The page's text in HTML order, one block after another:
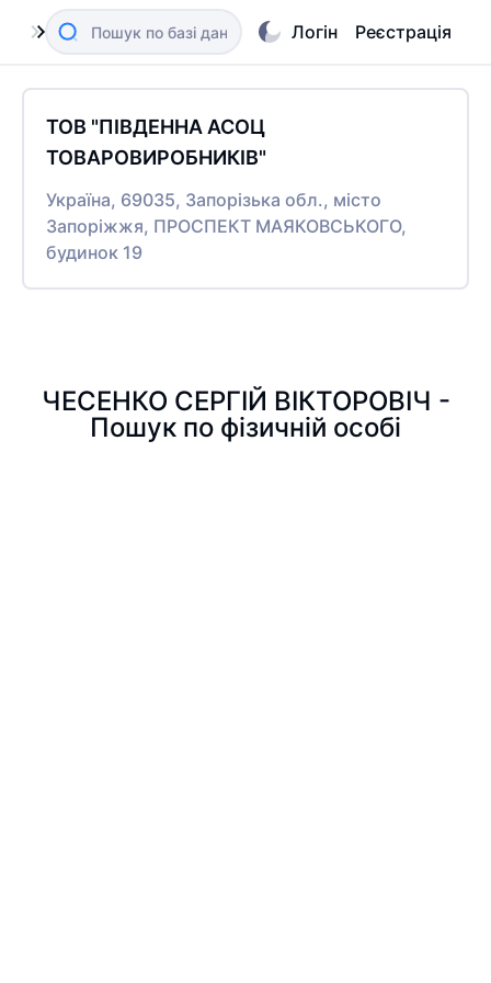
Логін Реєстрація
ТОВ "ПІВДЕННА АСОЦ
ТОВАРОВИРОБНИКІВ"
Україна, 69035, Запорізька обл., місто
Запоріжжя, ПРОСПЕКТ МАЯКОВСЬКОГО,
будинок 19
ЧЕСЕНКО СЕРГІЙ ВІКТОРОВІЧ -
Пошук по фізичній особі